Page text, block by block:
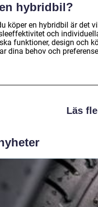
hybridbil?
köper en hybridbil är det
och
funktioner, design och
dina behov och
Läs